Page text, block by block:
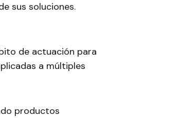
sus soluciones.
de actuación para
a múltiples
productos